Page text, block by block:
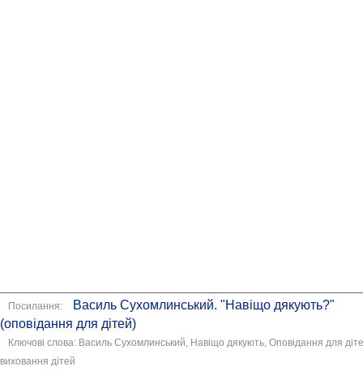
Посилання:
Василь Сухомлинський. "Навіщо дякують?"
(оповідання для дітей)
Ключові слова: Василь Сухомлинський, Навіщо дякують, Оповідання для
виховання дітей